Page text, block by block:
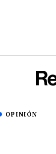
OPINIÓN